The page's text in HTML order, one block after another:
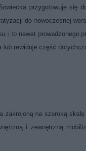
przygotowuje się
do nowoczesnej
i to nawet prowadzonego
lub rewiduje część
na szeroką
i zewnętrzną